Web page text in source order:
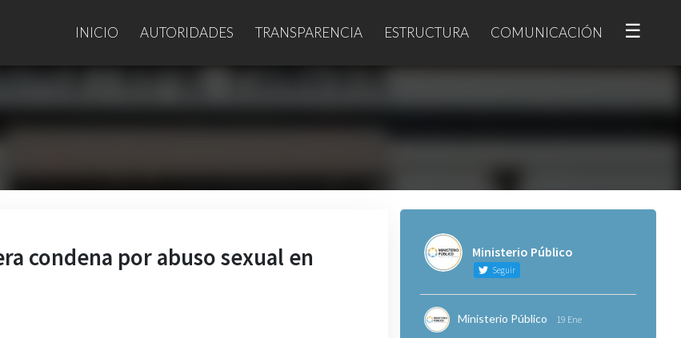
INICIO AUTORIDADES TRANSPARENCIA ESTRUCTURA COMUNICACIÓN ☰
condena por abuso sexual en
Ministerio Público
Seguir
Ministerio Público 19 Ene